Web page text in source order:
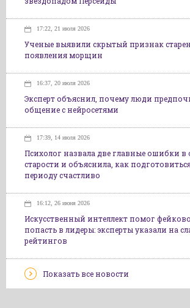
17:22, 21 июля 2026
Ученые выявили скрытый признак
появления морщин
16:37, 20 июля 2026
Эксперт объяснил, почему люди
общение с нейросетями
17:39, 14 июля 2026
Психолог назвала две главные ошибки
старости и объяснила, как
периоду счастливо
16:12, 26 июня 2026
Искусственный интеллект помог
попасть в лидеры: эксперты указали на
рейтингов
Показать все новости